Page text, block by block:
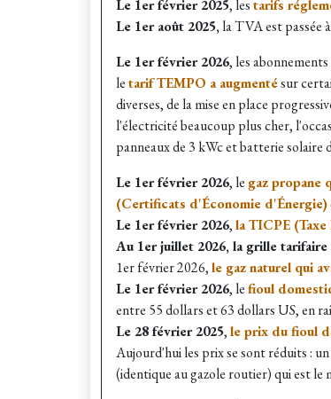
Le 1er février 2025, lestarifs
Le 1er août 2025, la TVA est passée
Le 1er février 2026, les
letarif TEMPO a augmentésur
diverses, de la mise en place
l'électricité beaucoup plus cher,
panneaux de 3 kWc et batterie
Le 1er février 2026, le gaz propane
(Certificats d'Économie d'Énergie)
Le 1er février 2026,la TICPE
Au 1er juillet 2026, la grille tarifaire
1er février 2026,le gaz naturel qui
Le 1er février 2026, lefioul
entre 55 dollars et 63 dollars US, en
Le 28 février 2025,le prix du fioul
Aujourd'hui les prix se sont réduits :
(identique au gazole routier) qui est le